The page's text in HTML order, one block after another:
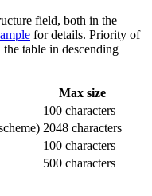
field, both in the
for details. Priority of
table in descending
Max size
100 characters
2048 characters
100 characters
500 characters